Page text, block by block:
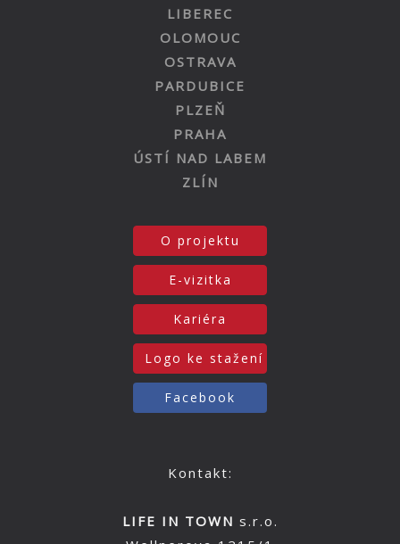
LIBEREC
OLOMOUC
OSTRAVA
PARDUBICE
PLZEŇ
PRAHA
ÚSTÍ NAD LABEM
ZLÍN
O projektu
E-vizitka
Kariéra
Logo ke stažení
Facebook
Kontakt:
LIFE IN TOWN s.r.o.